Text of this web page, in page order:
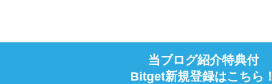
当ブログ紹介特典付
Bitget新規登録はこちら！